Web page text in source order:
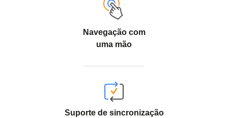
Navegação com
uma mão
Suporte de sincronização